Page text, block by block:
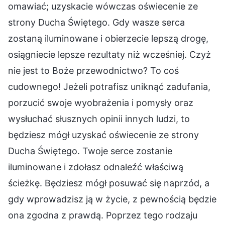
omawiać; uzyskacie wówczas oświecenie ze
strony Ducha Świętego. Gdy wasze serca
zostaną iluminowane i obierzecie lepszą drogę,
osiągniecie lepsze rezultaty niż wcześniej. Czyż
nie jest to Boże przewodnictwo? To coś
cudownego! Jeżeli potrafisz uniknąć zadufania,
porzucić swoje wyobrażenia i pomysły oraz
wysłuchać słusznych opinii innych ludzi, to
będziesz mógł uzyskać oświecenie ze strony
Ducha Świętego. Twoje serce zostanie
iluminowane i zdołasz odnaleźć właściwą
ścieżkę. Będziesz mógł posuwać się naprzód, a
gdy wprowadzisz ją w życie, z pewnością będzie
ona zgodna z prawdą. Poprzez tego rodzaju